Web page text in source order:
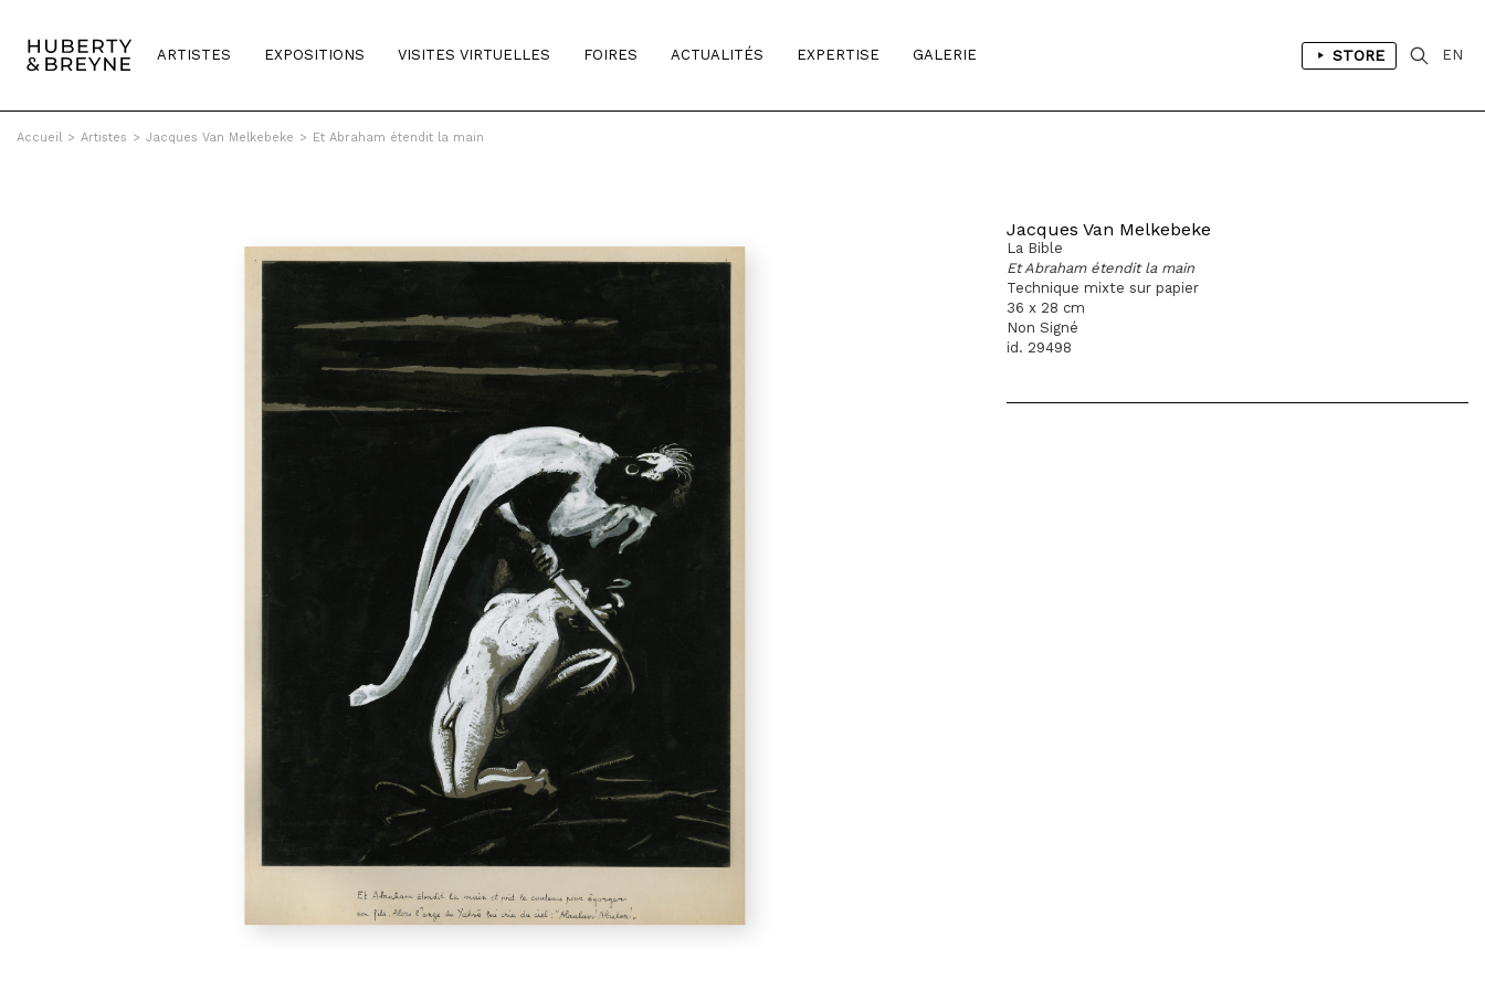
ARTISTES EXPOSITIONS VISITES VIRTUELLES FOIRES ACTUALITÉS EXPERTISE GALERIE STORE EN
Accueil > Artistes > Jacques Van Melkebeke > Et Abraham étendit la main
Jacques Van Melkebeke
La Bible
Et Abraham étendit la main
Technique mixte sur papier
36 x 28 cm
Non Signé
id. 29498